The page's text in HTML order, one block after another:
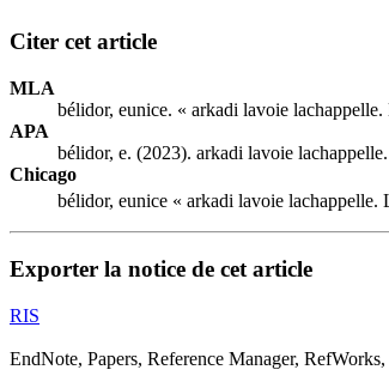
Citer cet article
MLA
bélidor, eunice. « arkadi lavoie lachappelle.
APA
bélidor, e. (2023). arkadi lavoie
Chicago
bélidor, eunice « arkadi lavoie lachappelle.
Exporter la notice de cet article
RIS
EndNote, Papers, Reference Manager,